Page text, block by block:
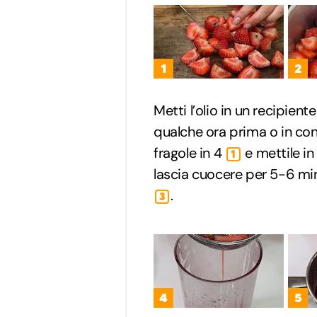
1 2
Metti l’olio in un
qualche ora prima o in
fragole in 4
1
e mettile
lascia cuocere per 5-6
3 .
4 5